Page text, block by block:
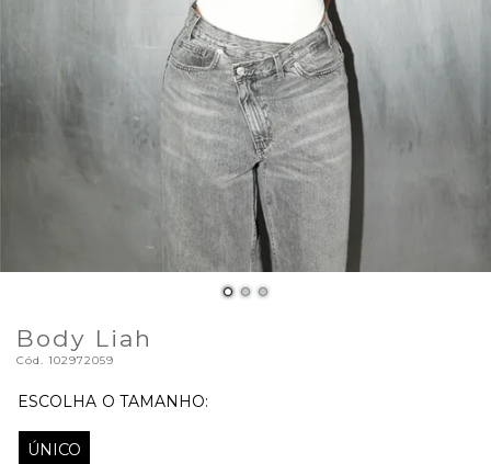
Body Liah
Cód. 102972059
ÚNICO